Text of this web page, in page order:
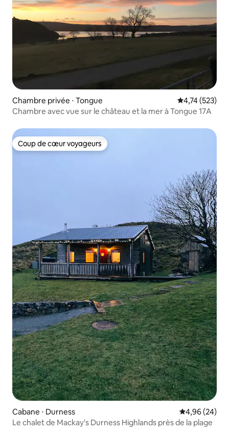
Chambre privée ⋅ Tongue Évaluation
4,74 (523)
Chambre avec vue sur le château et la mer à Tongue 17A
Coup de cœur voyageurs
Coup de cœur voyageurs
Cabane ⋅ Durness Évaluation
4,96 (24)
Le chalet de Mackay's Durness Highlands près de la plage